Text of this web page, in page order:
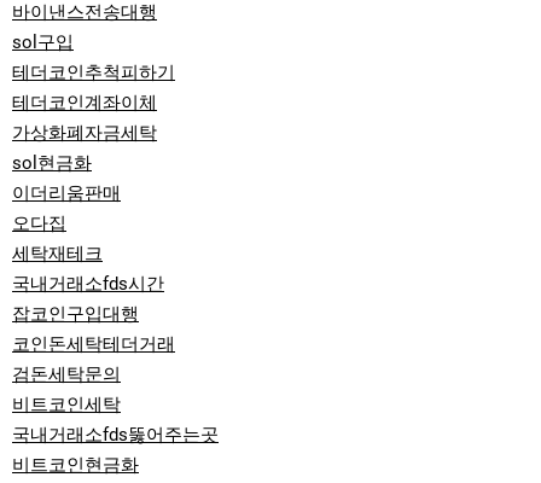
바이낸스전송대행
sol구입
테더코인추척피하기
테더코인계좌이체
가상화폐자금세탁
sol현금화
이더리움판매
오다집
세탁재테크
국내거래소fds시간
잡코인구입대행
코인돈세탁테더거래
검돈세탁문의
비트코인세탁
국내거래소fds뚫어주는곳
비트코인현금화